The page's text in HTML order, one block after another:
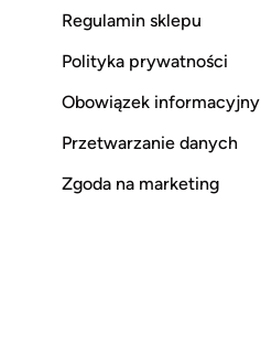
Regulamin sklepu
Polityka prywatności
Obowiązek informacyjny
Przetwarzanie danych
Zgoda na marketing